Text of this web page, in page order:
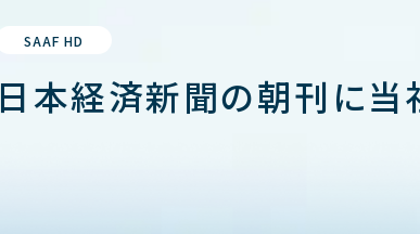
SAAF HD
日本経済新聞の朝刊に当